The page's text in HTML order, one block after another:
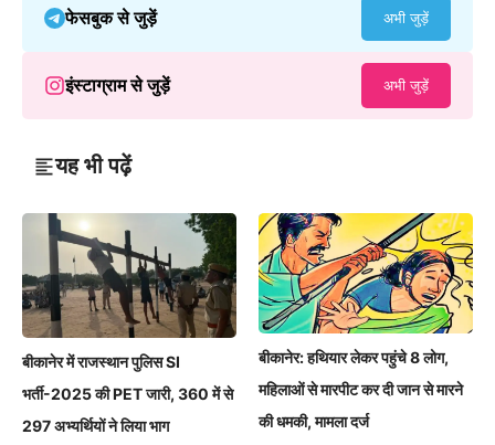
फेसबुक से जुड़ें अभी जुड़ें
इंस्टाग्राम से जुड़ें अभी जुड़ें
यह भी पढ़ें
बीकानेर में राजस्थान पुलिस SI
भर्ती-2025 की PET जारी, 360 में से
297 अभ्यर्थियों ने लिया भाग
बीकानेर: हथियार लेकर पहुंचे 8 लोग,
महिलाओं से मारपीट कर दी जान से मारने
की धमकी, मामला दर्ज